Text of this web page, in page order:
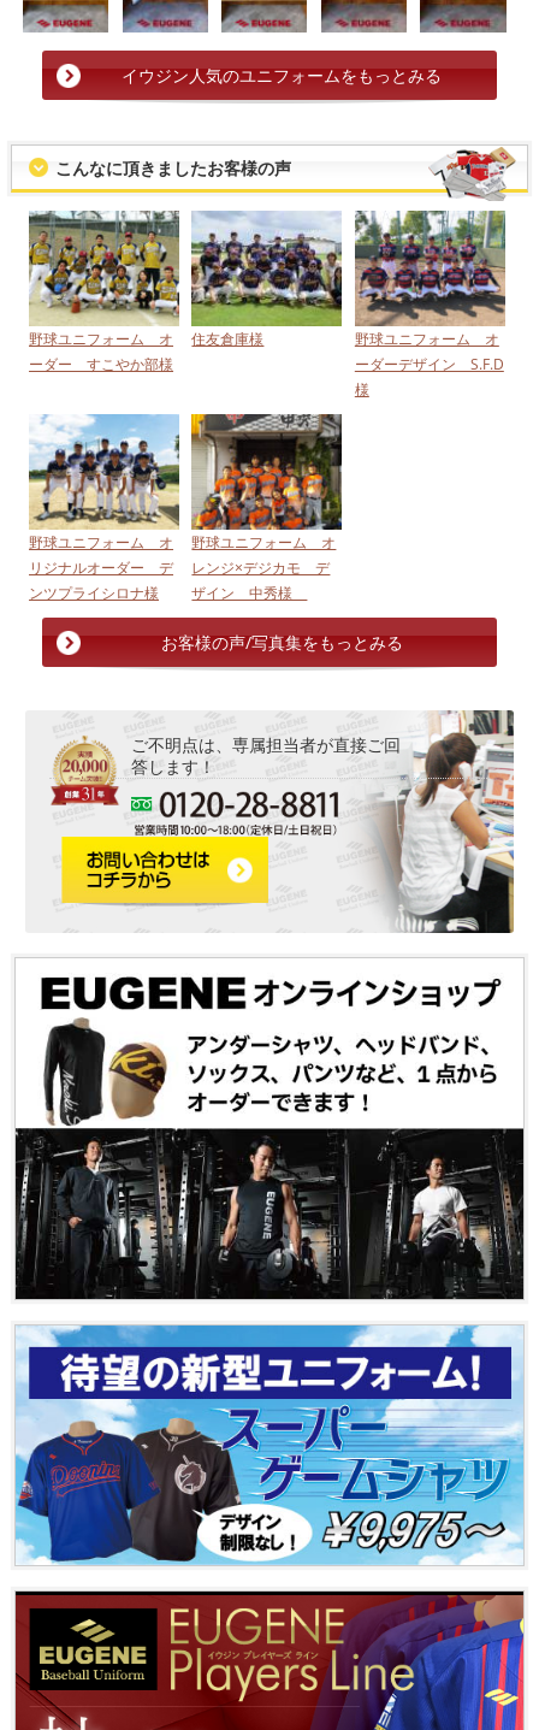
イウジン人気のユニフォームをもっとみる
こんなに頂きましたお客様の声
野球ユニフォーム オ
ーダー すこやか部様
住友倉庫様
野球ユニフォーム オ
ーダーデザイン S.F.D
様
野球ユニフォーム オ
リジナルオーダー デ
ンツプライシロナ様
野球ユニフォーム オ
レンジ×デジカモ デ
ザイン 中秀様
お客様の声/写真集をもっとみる
ご不明点は、専属担当者が直接ご回
答します！